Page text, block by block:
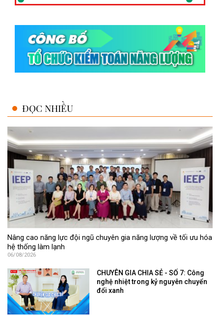
ĐỌC NHIỀU
Nâng cao năng lực đội ngũ chuyên gia năng lượng về tối ưu hóa
hệ thống làm lạnh
06/08/2026
CHUYÊN GIA CHIA SẺ - SỐ 7: Công
nghệ nhiệt trong kỷ nguyên chuyển
đổi xanh